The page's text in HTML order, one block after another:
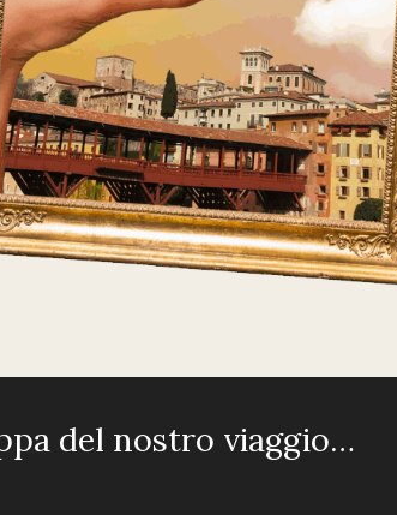
del nostro viaggio…